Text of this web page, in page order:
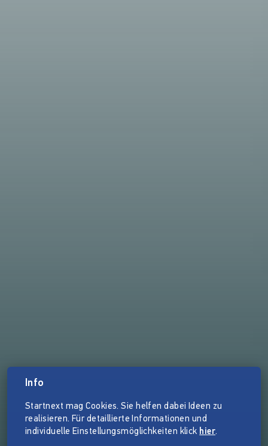
Info
Startnext mag Cookies. Sie helfen dabei Ideen zu
realisieren. Für detaillierte Informationen und
individuelle Einstellungsmöglichkeiten klick hier.